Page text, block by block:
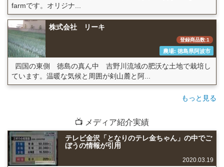
farmです。オリジナ...
株式会社 リーキ
登録商品数:1
農場: 徳島県阿波市
四国の東側 徳島の真ん中 吉野川流域の肥沃な土地で栽培し
ています。温暖な気候と周囲が剣山麓と阿...
もっと見る
📺 メディア紹介実績
テレビ金沢「となりのテレ金ちゃん」の中でご
ぼうの情報が引用
2020.03.19